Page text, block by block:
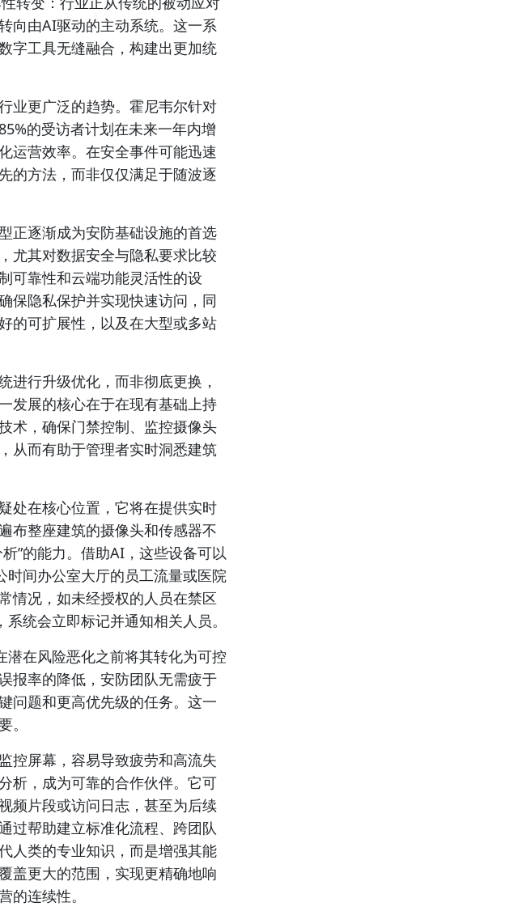
由AI驱动的主动系统。这一系
字工具无缝融合，构建出更加统
业更广泛的趋势。霍尼韦尔针对
85%的受访者计划在未来一年内增
运营效率。在安全事件可能迅速
的方法，而非仅仅满足于随波逐
正逐渐成为安防基础设施的首选
尤其对数据安全与隐私要求比较
可靠性和云端功能灵活性的设
保隐私保护并实现快速访问，同
的可扩展性，以及在大型或多站
进行升级优化，而非彻底更换，
发展的核心在于在现有基础上持
术，确保门禁控制、监控摄像头
从而有助于管理者实时洞悉建筑
处在核心位置，它将在提供实时
布整座建筑的摄像头和传感器不
”的能力。借助AI，这些设备可以
时间办公室大厅的员工流量或医院
情况，如未经授权的人员在禁区
统会立即标记并通知相关人员。
潜在风险恶化之前将其转化为可控
报率的降低，安防团队无需疲于
问题和更高优先级的任务。这一
。
控屏幕，容易导致疲劳和高流失
析，成为可靠的合作伙伴。它可
频片段或访问日志，甚至为后续
过帮助建立标准化流程、跨团队
人类的专业知识，而是增强其能
盖更大的范围，实现更精确地响
的连续性。